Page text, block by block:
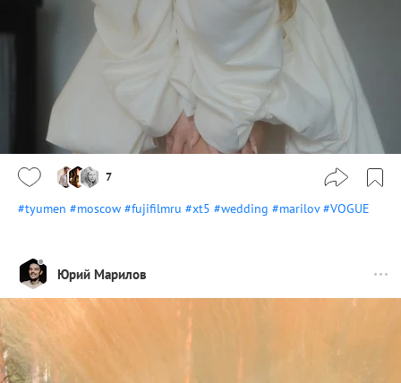
7
#tyumen #moscow #fujifilmru #xt5 #wedding #marilov #VOGUE
Юрий Марилов